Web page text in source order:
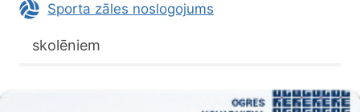
Sporta zāles noslogojums
skolēniem